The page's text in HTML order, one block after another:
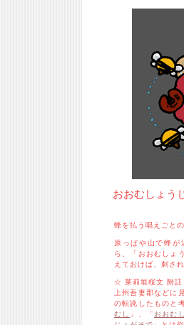
おおむしょう
蜂を払う唱えごと
原っぱや山で蜂が
ら、「おおむしょ
えておけば、刺さ
☆ 莱莉垣桜文 附註
上州吾妻郡などに
の転訛したものと
むし
」、「 おおむ